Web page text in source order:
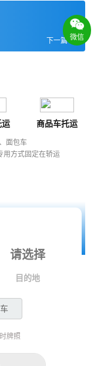
下一篇
商品车托运
面包车
用方式固定在轿运
目的地
牌照
微信